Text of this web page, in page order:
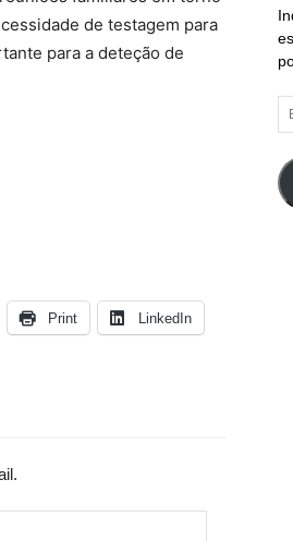
de testagem para
para a deteção de
Print LinkedIn
de